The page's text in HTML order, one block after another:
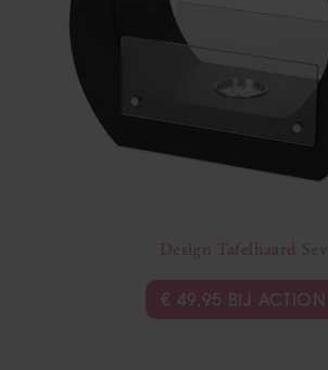
Design Tafelhaard Sev
€ 49,95 BIJ ACTION